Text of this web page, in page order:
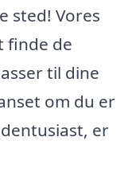
sted! Vores
finde de
til dine
om du er
er